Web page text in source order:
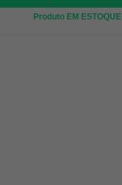
Produto EM ESTOQUE